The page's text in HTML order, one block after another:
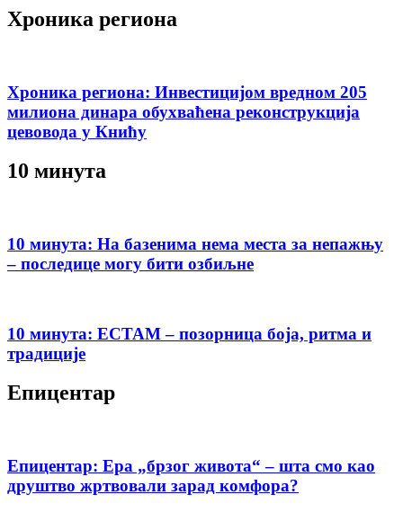
Хроника региона
Хроника региона: Инвестицијом вредном 205
милиона динара обухваћена реконструкција
цевовода у Книћу
10 минута
10 минута: На базенима нема места за непажњу
– последице могу бити озбиљне
10 минута: ЕСТАМ – позорница боја, ритма и
традиције
Епицентар
Епицентар: Ера „брзог живота“ – шта смо као
друштво жртвовали зарад комфора?